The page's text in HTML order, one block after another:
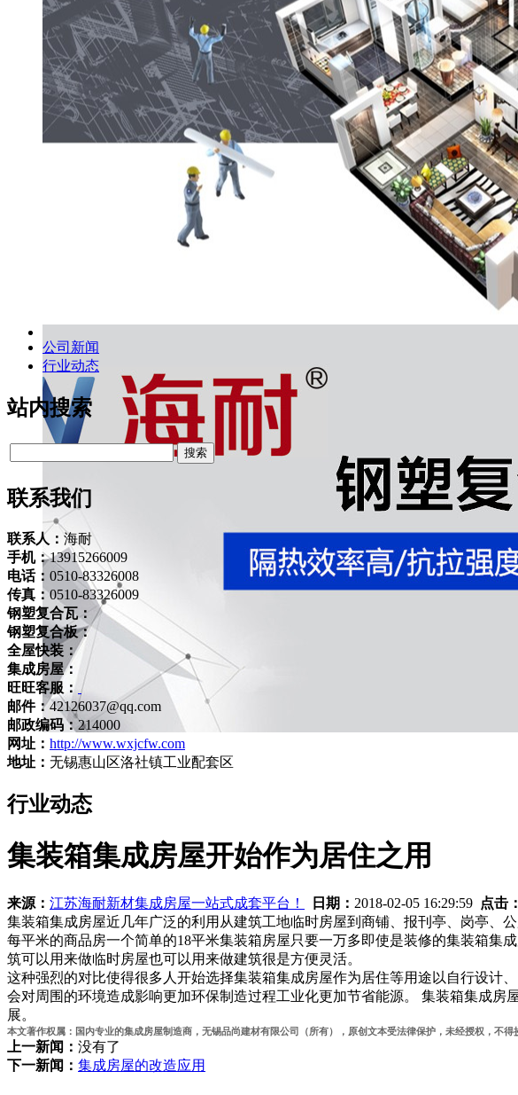
公司新闻
行业动态
站内搜索
联系我们
联系人： 海耐
手机：13915266009
电话： 0510-83326008
传真：0510-83326009
钢塑复合瓦：
钢塑复合板：
全屋快装：
集成房屋：
旺旺客服：
邮件：42126037@qq.com
邮政编码： 214000
网址： http://www.wxjcfw.com
地址： 无锡惠山区洛社镇工业配套区
行业动态
集装箱集成房屋开始作为居住之用
来源： 江苏海耐新材集成房屋一站式成套平台！ 日期： 2018-02-05 16:29:59 点击：
集装箱集成房屋近几年广泛的利用从建筑工地临时房屋到商铺、报刊亭、岗亭、
每平米的商品房一个简单的18平米集装箱房屋只要一万多即使是装修的集装箱集
筑可以用来做临时房屋也可以用来做建筑很是方便灵活。
这种强烈的对比使得很多人开始选择集装箱集成房屋作为居住等用途以自行设计
会对周围的环境造成影响更加环保制造过程工业化更加节省能源。 集装箱集成
展。
本文著作权属：国内专业的集成房屋制造商，无锡品尚建材有限公司（所有），原创文本受法律保护，未经授权，不
上一新闻： 没有了
下一新闻： 集成房屋的改造应用